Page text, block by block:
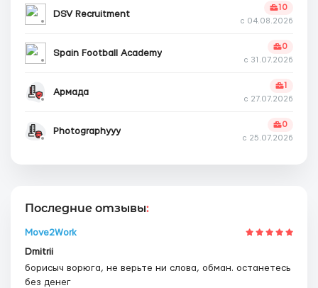
DSV Recruitment
10
с 04.08.2026
Spain Football Academy
0
с 31.07.2026
Армада
1
с 27.07.2026
Photographyyy
0
с 25.07.2026
Последние отзывы:
Move2Work
Dmitrii
борисыч ворюга, не верьте ни слова, обман. останетесь
без денег